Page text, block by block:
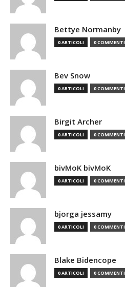
Bettye Normanby
0 ARTICOLI 0 COMMENTI
Bev Snow
0 ARTICOLI 0 COMMENTI
Birgit Archer
0 ARTICOLI 0 COMMENTI
bivMoK bivMoK
0 ARTICOLI 0 COMMENTI
bjorga jessamy
0 ARTICOLI 0 COMMENTI
Blake Bidencope
0 ARTICOLI 0 COMMENTI